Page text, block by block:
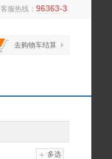
客服热线： 96363-3
去购物车结算
多选